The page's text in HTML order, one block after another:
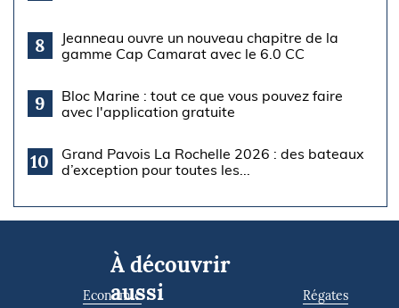
8
Jeanneau ouvre un nouveau chapitre de la
gamme Cap Camarat avec le 6.0 CC
9
Bloc Marine : tout ce que vous pouvez faire
avec l'application gratuite
10
Grand Pavois La Rochelle 2026 : des bateaux
d’exception pour toutes les...
À découvrir
aussi
Economie Régates